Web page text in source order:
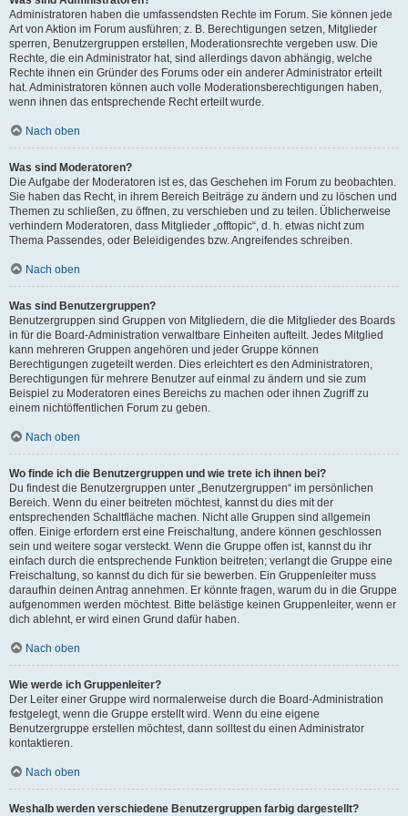
Administratoren haben die umfassendsten Rechte im Forum. Sie können jede
Art von Aktion im Forum ausführen; z. B. Berechtigungen setzen, Mitglieder
sperren, Benutzergruppen erstellen, Moderationsrechte vergeben usw. Die
Rechte, die ein Administrator hat, sind allerdings davon abhängig, welche
Rechte ihnen ein Gründer des Forums oder ein anderer Administrator erteilt
hat. Administratoren können auch volle Moderationsberechtigungen haben,
wenn ihnen das entsprechende Recht erteilt wurde.
Nach oben
Was sind Moderatoren?
Die Aufgabe der Moderatoren ist es, das Geschehen im Forum zu beobachten.
Sie haben das Recht, in ihrem Bereich Beiträge zu ändern und zu löschen und
Themen zu schließen, zu öffnen, zu verschieben und zu teilen. Üblicherweise
verhindern Moderatoren, dass Mitglieder „offtopic“, d. h. etwas nicht zum
Thema Passendes, oder Beleidigendes bzw. Angreifendes schreiben.
Nach oben
Was sind Benutzergruppen?
Benutzergruppen sind Gruppen von Mitgliedern, die die Mitglieder des Boards
in für die Board-Administration verwaltbare Einheiten aufteilt. Jedes Mitglied
kann mehreren Gruppen angehören und jeder Gruppe können
Berechtigungen zugeteilt werden. Dies erleichtert es den Administratoren,
Berechtigungen für mehrere Benutzer auf einmal zu ändern und sie zum
Beispiel zu Moderatoren eines Bereichs zu machen oder ihnen Zugriff zu
einem nichtöffentlichen Forum zu geben.
Nach oben
Wo finde ich die Benutzergruppen und wie trete ich ihnen bei?
Du findest die Benutzergruppen unter „Benutzergruppen“ im persönlichen
Bereich. Wenn du einer beitreten möchtest, kannst du dies mit der
entsprechenden Schaltfläche machen. Nicht alle Gruppen sind allgemein
offen. Einige erfordern erst eine Freischaltung, andere können geschlossen
sein und weitere sogar versteckt. Wenn die Gruppe offen ist, kannst du ihr
einfach durch die entsprechende Funktion beitreten; verlangt die Gruppe eine
Freischaltung, so kannst du dich für sie bewerben. Ein Gruppenleiter muss
daraufhin deinen Antrag annehmen. Er könnte fragen, warum du in die Gruppe
aufgenommen werden möchtest. Bitte belästige keinen Gruppenleiter, wenn er
dich ablehnt, er wird einen Grund dafür haben.
Nach oben
Wie werde ich Gruppenleiter?
Der Leiter einer Gruppe wird normalerweise durch die Board-Administration
festgelegt, wenn die Gruppe erstellt wird. Wenn du eine eigene
Benutzergruppe erstellen möchtest, dann solltest du einen Administrator
kontaktieren.
Nach oben
Weshalb werden verschiedene Benutzergruppen farbig dargestellt?